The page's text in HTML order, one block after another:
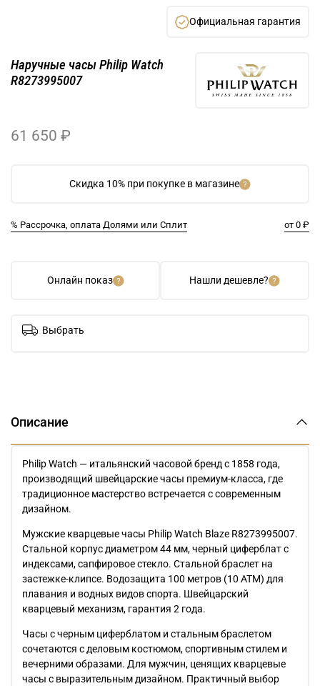
Официальная гарантия
Скидка 10% при покупке в магазине
% Рассрочка, оплата Долями или Сплит от 0 ₽
Наручные часы Philip Watch
R8273995007
61 650 ₽
Онлайн показ Нашли дешевле?
Выбрать
Описание
Philip Watch — итальянский часовой бренд с 1858 года,
производящий швейцарские часы премиум-класса, где
традиционное мастерство встречается с современным
дизайном.
Мужские кварцевые часы Philip Watch Blaze R8273995007.
Стальной корпус диаметром 44 мм, черный циферблат с
индексами, сапфировое стекло. Стальной браслет на
застежке-клипсе. Водозащита 100 метров (10 АТМ) для
плавания и водных видов спорта. Швейцарский
кварцевый механизм, гарантия 2 года.
Часы с черным циферблатом и стальным браслетом
сочетаются с деловым костюмом, спортивным стилем и
вечерними образами. Для мужчин, ценящих кварцевые
часы с выразительным дизайном. Практичный выбор